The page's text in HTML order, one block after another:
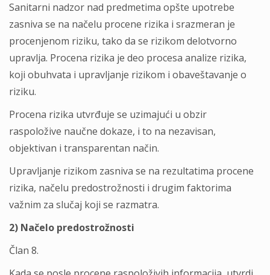
Sanitarni nadzor nad predmetima opšte upotrebe
zasniva se na načelu procene rizika i srazmeran je
procenjenom riziku, tako da se rizikom delotvorno
upravlјa. Procena rizika je deo procesa analize rizika,
koji obuhvata i upravlјanje rizikom i obaveštavanje o
riziku.
Procena rizika utvrđuje se uzimajući u obzir
raspoložive naučne dokaze, i to na nezavisan,
objektivan i transparentan način.
Upravlјanje rizikom zasniva se na rezultatima procene
rizika, načelu predostrožnosti i drugim faktorima
važnim za slučaj koji se razmatra.
2) Načelo predostrožnosti
Član 8.